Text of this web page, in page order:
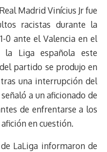
Madrid Vinícius Jr fue
racistas durante la
0 ante el Valencia en el
Liga española este
partido se produjo en
una interrupción del
a un aficionado de
de enfrentarse a los
en cuestión.
LaLiga informaron de